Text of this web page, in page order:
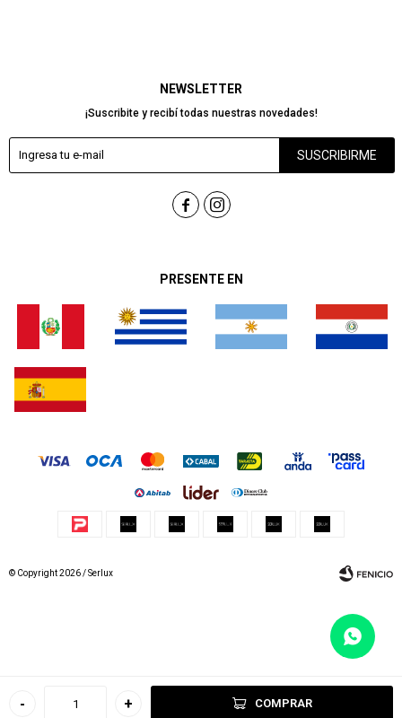
- + COMPRAR
PRESENTE EN
NEWSLETTER
¡Suscribite y recibí todas nuestras novedades!
SUSCRIBIRME
 
© Copyright 2026 / Serlux